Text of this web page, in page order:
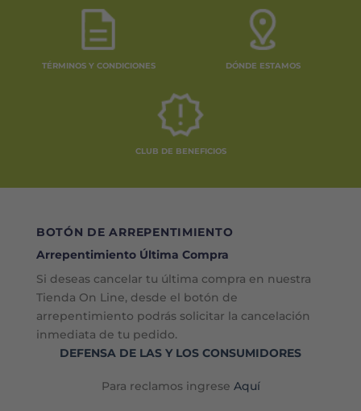
TÉRMINOS Y CONDICIONES DÓNDE ESTAMOS
CLUB DE BENEFICIOS
BOTÓN DE ARREPENTIMIENTO
Arrepentimiento Última Compra
Si deseas cancelar tu última compra en nuestra
Tienda On Line, desde el botón de
arrepentimiento podrás solicitar la cancelación
inmediata de tu pedido.
DEFENSA DE LAS Y LOS CONSUMIDORES
Para reclamos ingrese Aquí